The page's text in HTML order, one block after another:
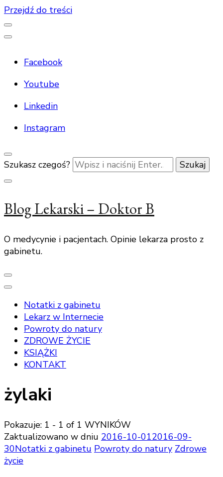
Przejdź do treści
Facebook
Youtube
Linkedin
Instagram
Szukasz czegoś?
Blog Lekarski – Doktor B
O medycynie i pacjentach. Opinie lekarza prosto z
gabinetu.
Notatki z gabinetu
Lekarz w Internecie
Powroty do natury
ZDROWE ŻYCIE
KSIĄŻKI
KONTAKT
żylaki
Pokazuje: 1 - 1 of 1 WYNIKÓW
Zaktualizowano w dniu 2016-10-012016-09-
30Notatki z gabinetu Powroty do natury Zdrowe
życie